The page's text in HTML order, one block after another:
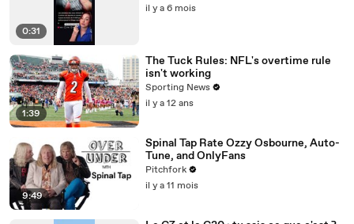
0:31
il y a 6 mois
1:39
The Tuck Rules: NFL's overtime rule
isn't working
Sporting News
il y a 12 ans
9:49
Spinal Tap Rate Ozzy Osbourne, Auto-
Tune, and OnlyFans
Pitchfork
il y a 11 mois